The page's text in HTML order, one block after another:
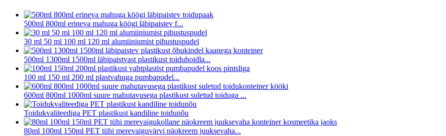
500ml 800ml erineva mahuga köögi läbipaistev f...
30 ml 50 ml 100 ml 120 ml alumiiniumist pihustuspudel
500ml 1300ml 1500ml läbipaistvast plastikust toiduhoidla...
100 ml 150 ml 200 ml plastvahuga pumbapudel...
600ml 800ml 1000ml suure mahutavusega plastikust suletud toiduga ...
Toidukvaliteediga PET plastikust kandiline toidunõu
80ml 100ml 150ml PET tühi merevaiguvärvi näokreem juuksevaha...